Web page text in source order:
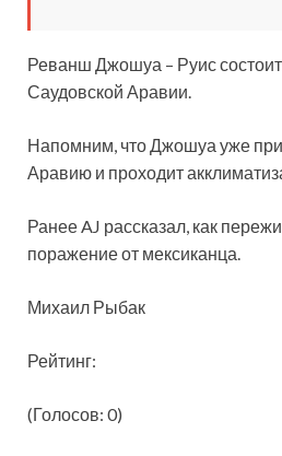
Реванш Джошуа – Руис
Саудовской Аравии.
Напомним, что Джошуа уже
Аравию и проходит
Ранее AJ рассказал, как
поражение от мексиканца.
Михаил Рыбак
Рейтинг:
(Голосов: 0)